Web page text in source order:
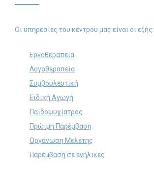
Οι υπηρεσίες του κέντρου μας είναι οι εξής:
Εργοθεραπεία
Λογοθεραπεία
Συμβουλευτική
Ειδική Αγωγή
Παιδοψυχίατρος
Πρώιμη Παρέμβαση
Οργάνωση Μελέτης
Παρέμβαση σε ενήλικες